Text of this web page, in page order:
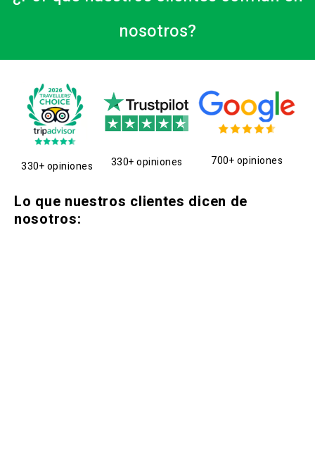
nosotros?
330+ opiniones 330+ opiniones 700+ opiniones
Lo que nuestros clientes dicen de
nosotros: